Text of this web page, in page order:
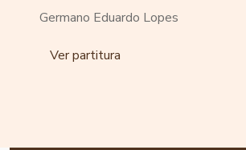
Germano Eduardo Lopes
Ver partitura